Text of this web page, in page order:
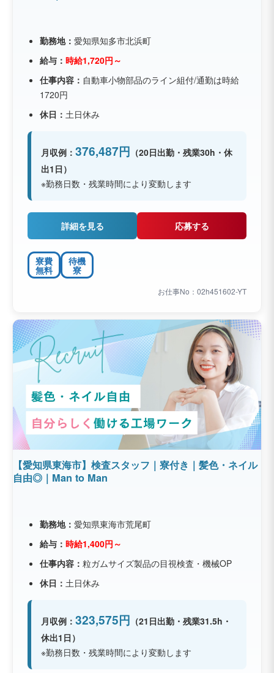
勤務地： 愛知県知多市北浜町
給与： 時給1,720円～
仕事内容： 自動車小物部品のライン組付/通勤は時給
1720円
休日： 土日休み
月収例： 376,487円 （20日出勤・残業30h・休
出1日）
※勤務日数・残業時間により変動します
詳細を見る 応募する
寮費
無料
待機
寮
お仕事No：02h451602-YT
【愛知県東海市】検査スタッフ｜寮付き｜髪色・ネイル
自由◎｜Man to Man
勤務地： 愛知県東海市荒尾町
給与： 時給1,400円～
仕事内容： 粒ガムサイズ製品の目視検査・機械OP
休日： 土日休み
月収例： 323,575円 （21日出勤・残業31.5h・
休出1日）
※勤務日数・残業時間により変動します